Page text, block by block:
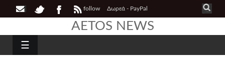
follow Δωρεά - PayPal
AETOS NEWS
☰